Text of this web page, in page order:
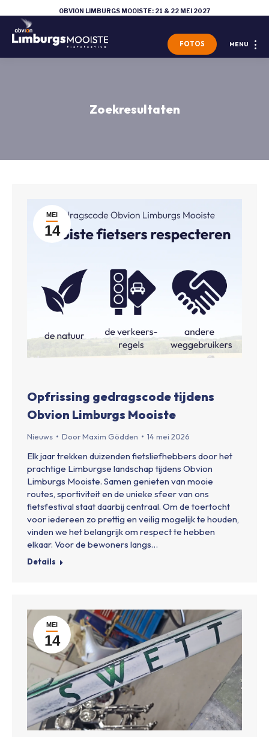
OBVION LIMBURGS MOOISTE: 21 & 22 MEI 2027
MENU
FOTOS
Zoekresultaten
MEI
14
Opfrissing gedragscode tijdens
Obvion Limburgs Mooiste
Nieuws DoorMaxim Gödden 14 mei 2026
Elk jaar trekken duizenden fietsliefhebbers door het
prachtige Limburgse landschap tijdens Obvion
Limburgs Mooiste. Samen genieten van mooie
routes, sportiviteit en de unieke sfeer van ons
fietsfestival staat daarbij centraal. Om de toertocht
voor iedereen zo prettig en veilig mogelijk te houden,
vinden we het belangrijk om respect te hebben
elkaar. Voor de bewoners langs…
Details
MEI
14